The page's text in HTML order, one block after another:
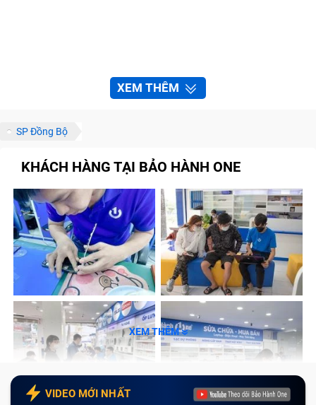
XEM THÊM
SP Đồng Bộ
KHÁCH HÀNG TẠI BẢO HÀNH ONE
XEM THÊM
VIDEO MỚI NHẤT